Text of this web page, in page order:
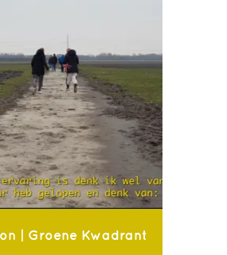
| Groene Kwadrant